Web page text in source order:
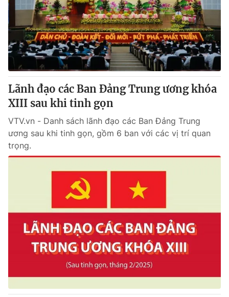
Lãnh đạo các Ban Đảng Trung ương khóa
XIII sau khi tinh gọn
VTV.vn - Danh sách lãnh đạo các Ban Đảng Trung
ương sau khi tinh gọn, gồm 6 ban với các vị trí quan
trọng.